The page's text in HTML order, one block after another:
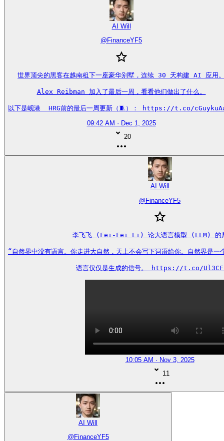
AI Will
@ FinanceYF5
世界顶尖的黑客在越南租下一座豪华别墅，连续 30 天构建 AI 应用
Alex Reibman 加入了最后一周，看看他们做出了什么。
以下是岘港  HRG前的最后一周更新（🧵）： https://t.co/
09:42 AM · Dec 1, 2025
20
AI Will
@FinanceYF5
李飞飞 (Fei-Fei Li) 论大语言模型 (LLM) 的
“自然界中没有语言。你走进大自然，天上不会写下词语给你。自然界是
语言仅仅是生成的信号。 https://t.co/
10:05 AM · Nov 3, 2025
11
AI Will
@ FinanceYF5